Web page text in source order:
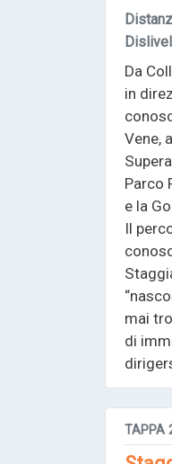
Da
in
Vene,
Parco
e la
Il
mai
di
TAPPA